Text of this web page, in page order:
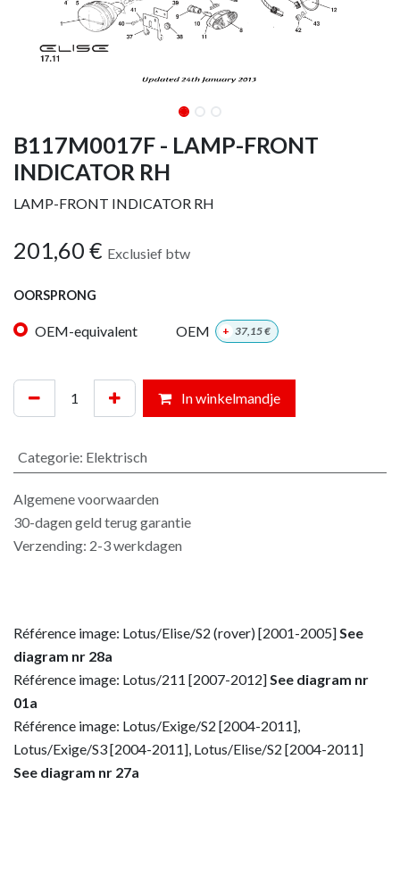
B117M0017F - LAMP-FRONT
INDICATOR RH
LAMP-FRONT INDICATOR RH
201,60 € Exclusief btw
OORSPRONG
OEM-equivalent OEM + 37,15€
In winkelmandje
Categorie: Elektrisch
Algemene voorwaarden
30-dagen geld terug garantie
Verzending: 2-3 werkdagen
Référence image: Lotus/Elise/S2 (rover) [2001-2005]See
diagram nr 28a
Référence image: Lotus/211 [2007-2012]See diagram nr
01a
Référence image: Lotus/Exige/S2 [2004-2011],
Lotus/Exige/S3 [2004-2011], Lotus/Elise/S2 [2004-2011]
See diagram nr 27a